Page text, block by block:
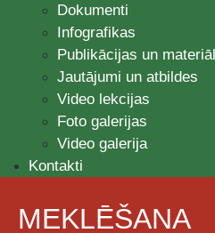
Dokumenti
Infografikas
Publikācijas un
Jautājumi un atbildes
Video lekcijas
Foto galerijas
Video galerija
Kontakti
MEKLĒŠANA